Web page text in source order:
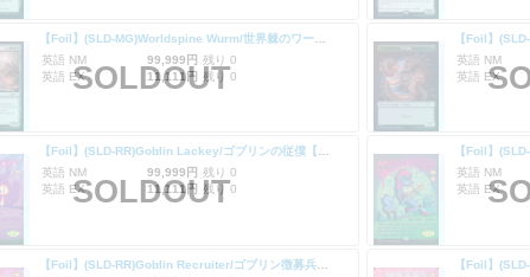
英語 NM
99,999円 残り 0
英語 EX
11,111円 残り 0
SOLDOUT
英語 NM
英語 EX
【Foil】(SLD-RR)Goblin Lackey/ゴブリンの従僕【No.1311】
英語 NM
99,999円 残り 0
英語 EX
11,111円 残り 0
SOLDOUT
英語 NM
英語 EX